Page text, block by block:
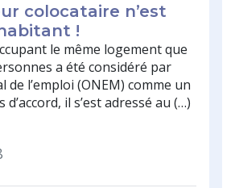
colocataire n’est
!
le même logement que
a été considéré par
de l’emploi (ONEM) comme un
il s’est adressé au (…)